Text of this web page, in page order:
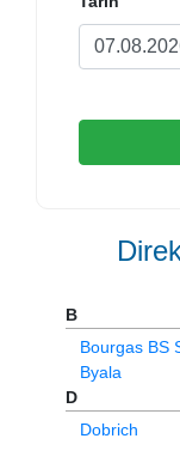
B
Bourgas BS
Byala
D
Dobrich